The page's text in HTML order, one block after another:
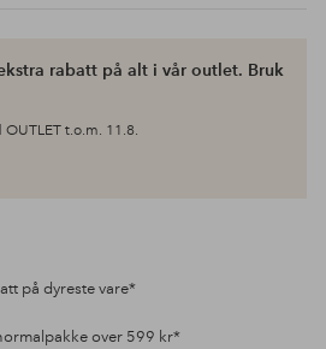
rabatt på alt i vår outlet. Bruk
t.o.m. 11.8.
på dyreste vare*
over 599 kr*